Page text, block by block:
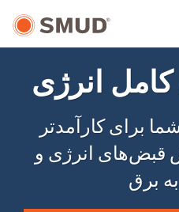
انرژی
برای کارآمدتر
قبض‌های انرژی و